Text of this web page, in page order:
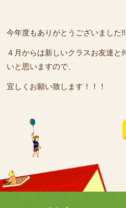
今年度もありがとうございました!!
４月からは新しいクラスお友達と
いと思いますので、
宜しくお願い致します！！！